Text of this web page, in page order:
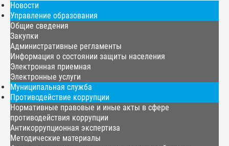
Новости
Управление образования
Общие сведения
Закупки
Административные регламенты
Информация о состоянии защиты населения
Электронная приемная
Электронные услуги
Муниципальная служба
Противодействие коррупции
Нормативные правовые и иные акты в сфере
противодействия коррупции
Антикоррупционная экспертиза
Методические материалы